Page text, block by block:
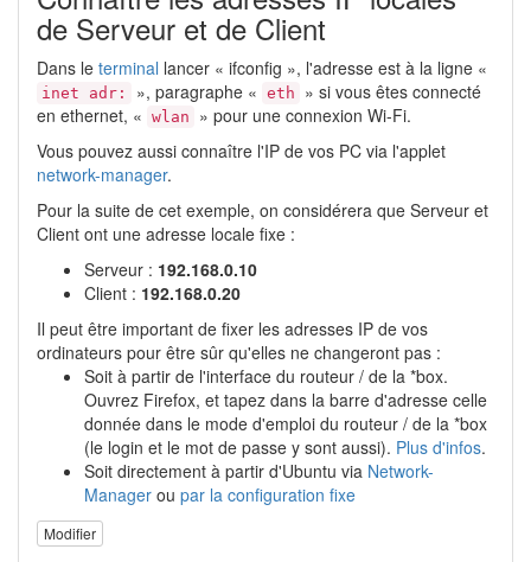
de Serveur et de Client
Dans le terminal lancer « ifconfig », l'adresse est à la ligne «
inet adr: », paragraphe « eth
» si vous êtes connecté
en ethernet, « wlan
» pour une connexion Wi-Fi.
Vous pouvez aussi connaître l'IP de vos PC via l'applet
network-manager.
Pour la suite de cet exemple, on considérera que Serveur et
Client ont une adresse locale fixe :
Serveur : 192.168.0.10
Client : 192.168.0.20
Il peut être important de fixer les adresses IP de vos
ordinateurs pour être sûr qu'elles ne changeront pas :
Soit à partir de l'interface du routeur / de la *box.
Ouvrez Firefox, et tapez dans la barre d'adresse celle
donnée dans le mode d'emploi du routeur / de la *box
(le login et le mot de passe y sont aussi). Plus d'infos.
Soit directement à partir d'Ubuntu via Network-
Manager ou par la configuration fixe
Modifier